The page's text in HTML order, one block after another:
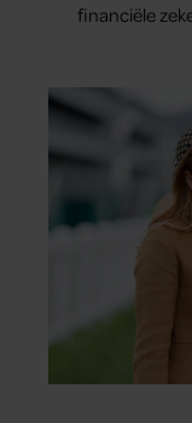
financiële
dat hij lange
verder van